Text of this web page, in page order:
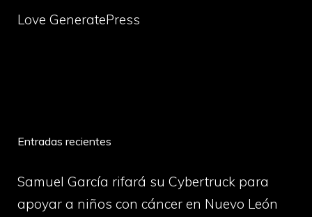
Love GeneratePress
Entradas recientes
Samuel García rifará su Cybertruck para
apoyar a niños con cáncer en Nuevo León